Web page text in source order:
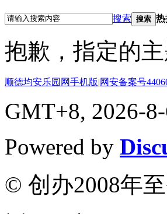
搜索 搜索 热
抱歉，指定的
顺德均安乐园网手机版|网安备案号
GMT+8, 2026-
Powered by
© 创办2008年